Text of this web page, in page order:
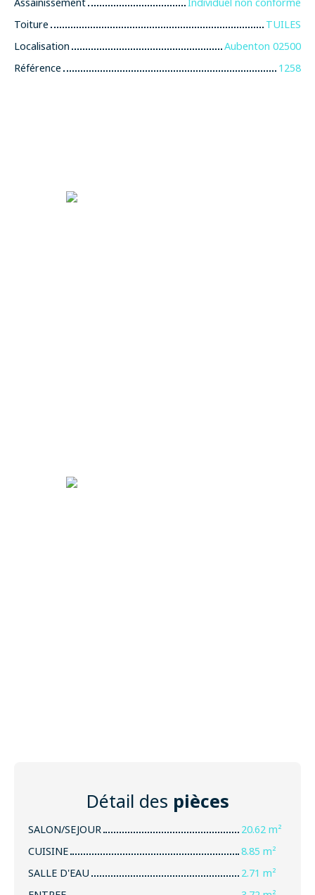
Toiture
TUILES
Localisation
Aubenton 02500
Référence
1258
Détail des pièces
SALON/SEJOUR
20.62 m²
CUISINE
8.85 m²
SALLE D'EAU
2.71 m²